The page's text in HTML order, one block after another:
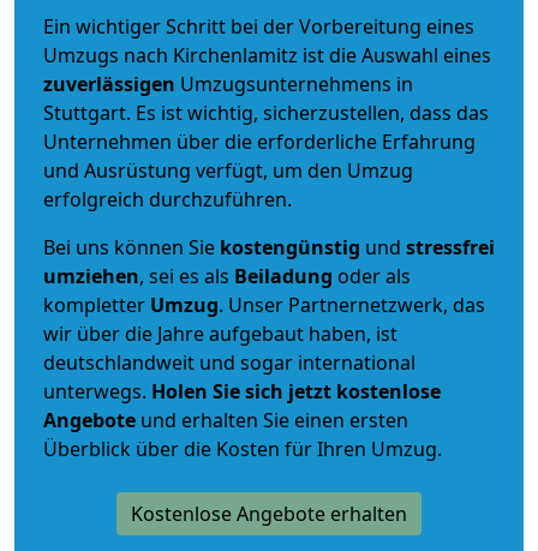
Ein wichtiger Schritt bei der Vorbereitung eines
Umzugs nach Kirchenlamitz ist die Auswahl eines
zuverlässigen Umzugsunternehmens in
Stuttgart. Es ist wichtig, sicherzustellen, dass das
Unternehmen über die erforderliche Erfahrung
und Ausrüstung verfügt, um den Umzug
erfolgreich durchzuführen.
Bei uns können Sie kostengünstig und stressfrei
umziehen, sei es als Beiladung oder als
kompletter Umzug. Unser Partnernetzwerk, das
wir über die Jahre aufgebaut haben, ist
deutschlandweit und sogar international
unterwegs. Holen Sie sich jetzt kostenlose
Angebote und erhalten Sie einen ersten
Überblick über die Kosten für Ihren Umzug.
Kostenlose Angebote erhalten